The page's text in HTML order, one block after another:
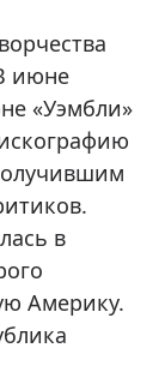
июне
«Уэмбли»
в
Америку.